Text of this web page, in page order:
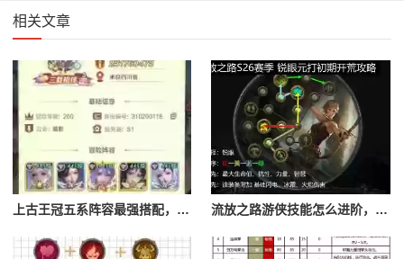
相关文章
上古王冠五系阵容最强搭配，上古王冠五星排行 流放之路游侠技能怎么进阶，流放之路游侠技能怎么进阶的